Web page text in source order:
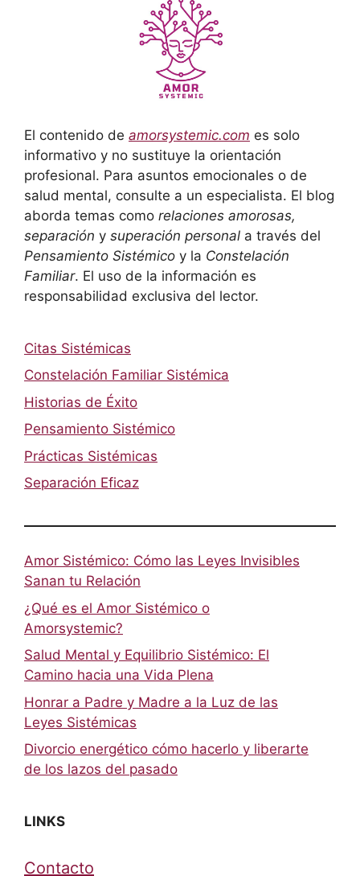
El contenido de amorsystemic.com es solo
informativo y no sustituye la orientación
profesional. Para asuntos emocionales o de
salud mental, consulte a un especialista. El blog
aborda temas como relaciones amorosas,
separación y superación personal a través del
Pensamiento Sistémico y la Constelación
Familiar. El uso de la información es
responsabilidad exclusiva del lector.
Citas Sistémicas
Constelación Familiar Sistémica
Historias de Éxito
Pensamiento Sistémico
Prácticas Sistémicas
Separación Eficaz
Amor Sistémico: Cómo las Leyes Invisibles
Sanan tu Relación
¿Qué es el Amor Sistémico o
Amorsystemic?
Salud Mental y Equilibrio Sistémico: El
Camino hacia una Vida Plena
Honrar a Padre y Madre a la Luz de las
Leyes Sistémicas
Divorcio energético cómo hacerlo y liberarte
de los lazos del pasado
LINKS
Contacto